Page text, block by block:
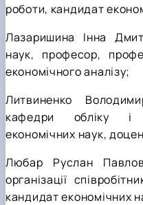
роботи, кандидат
Лазаришина Інна
наук, професор,
економічного аналізу;
Литвиненко
кафедри обліку і
економічних наук,
Любар Руслан
організації
кандидат економічних